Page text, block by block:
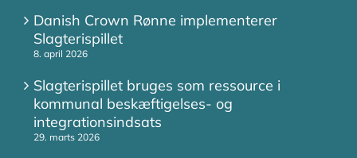
Danish Crown Rønne implementerer
Slagterispillet
8. april 2026
Slagterispillet bruges som ressource i
kommunal beskæftigelses- og
integrationsindsats
29. marts 2026